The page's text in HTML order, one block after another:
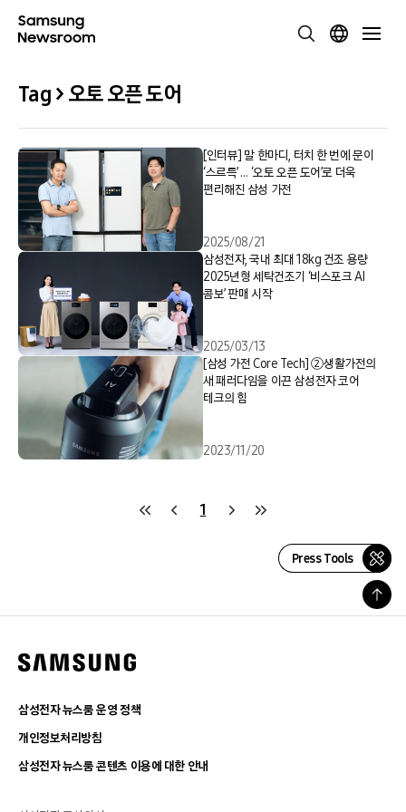
Tag > 오토 오픈 도어
[인터뷰] 말 한마디, 터치 한 번에 문이
‘스르륵’ … ‘오토 오픈 도어’로 더욱
편리해진 삼성 가전
2025/08/21
삼성전자, 국내 최대 18kg 건조 용량
2025년형 세탁건조기 ‘비스포크 AI
콤보’ 판매 시작
2025/03/13
[삼성 가전 Core Tech] ②생활가전의
새 패러다임을 이끈 삼성전자 코어
테크의 힘
2023/11/20
1
Press Tools
삼성전자 뉴스룸 운영 정책
개인정보처리방침
삼성전자 뉴스룸 콘텐츠 이용에 대한 안내